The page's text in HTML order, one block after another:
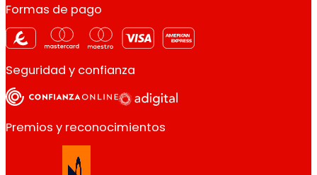
Formas de pago
Seguridad y confianza
Premios y reconocimientos